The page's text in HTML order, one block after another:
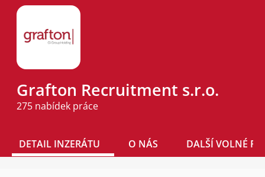
Grafton Recruitment s.r.o.
275 nabídek práce
DETAIL INZERÁTU O NÁS DALŠÍ VOLNÉ